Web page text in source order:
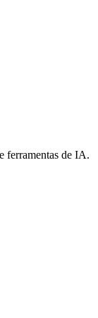
ferramentas de IA.